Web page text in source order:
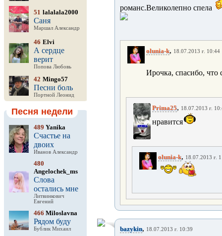
51 lalalala2000
Саня
Маршал Александр
46 Elvi
А сердце
верит
Попова Любовь
42 Mingo57
Песни боль
Портной Леонид
Песня недели
489 Yanika
Счастье на
двоих
Иванов Александр
480
Angelochek_ms
Слова
остались мне
Литвинкович
Евгений
466 Miloslavna
Рядом буду
Бублик Михаил
романс.Великолепно спела
olunia-k, 18.07.2013 г. 10:44
Ирочка, спасибо, что
Prima25, 18.07.2013 г.
нравится
olunia-k, 18.07.2013 г.
bazykin, 18.07.2013 г. 10:39